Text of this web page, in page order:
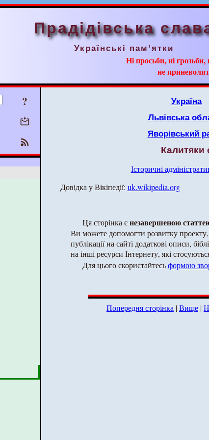
Прадідівська
Українські пам’ятки
Ні просьби, ні
не
?
Україна
Львівська
Яворівський
Калитяки
Історичні
Довідка у Вікіпедії: uk.wikipedia.org
Ця сторінка єнезавершеною
Ви можете допомогти розвитку
публікації на сайті додаткові описи,
на інші ресурси Інтернету, які
Для цього скористайтесьформою
Попередня сторінка |Вище |